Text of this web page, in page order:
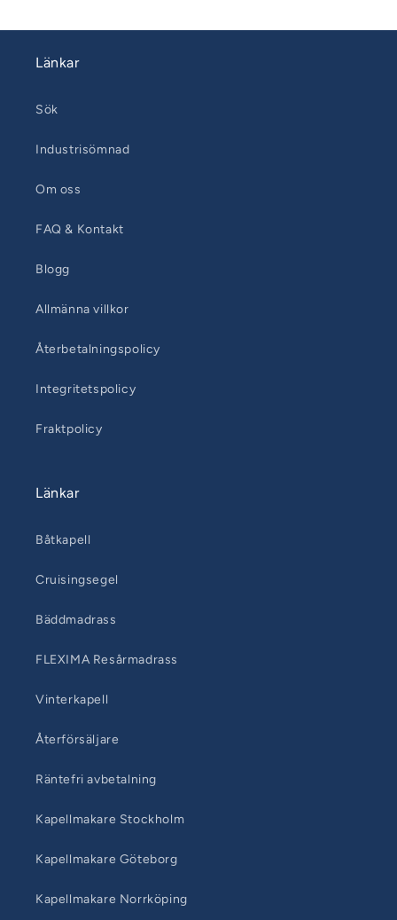
Länkar
Sök
Industrisömnad
Om oss
FAQ & Kontakt
Blogg
Allmänna villkor
Återbetalningspolicy
Integritetspolicy
Fraktpolicy
Länkar
Båtkapell
Cruisingsegel
Bäddmadrass
FLEXIMA Resårmadrass
Vinterkapell
Återförsäljare
Räntefri avbetalning
Kapellmakare Stockholm
Kapellmakare Göteborg
Kapellmakare Norrköping